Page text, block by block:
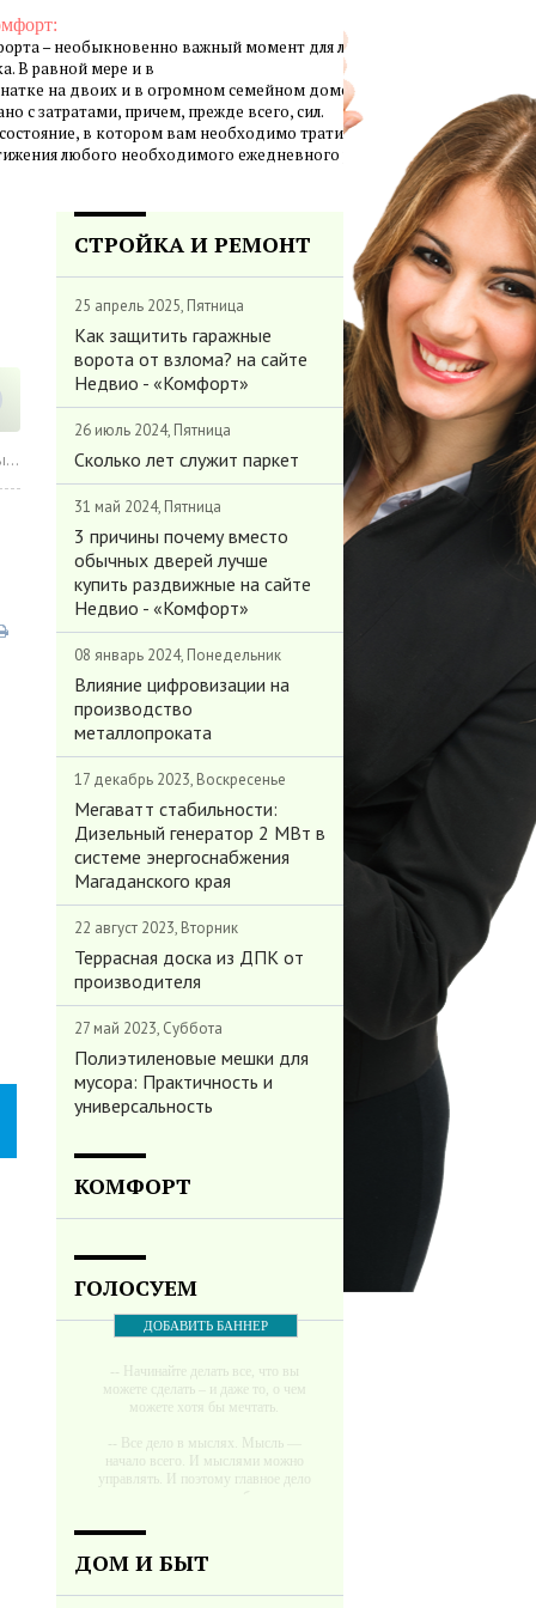
– необыкновенно важный момент для личной жизни
В равной мере и в
на двоих и в огромном семейном доме создание
с затратами, причем, прежде всего, сил.
в котором вам необходимо тратить минимум
любого необходимого ежедневного результата.
СТРОЙКА И РЕМОНТ
25 апрель 2025, Пятница
Как защитить гаражные
ворота от взлома? на сайте
Недвио - «Комфорт»
26 июль 2024, Пятница
Сколько лет служит паркет
31 май 2024, Пятница
3 причины почему вместо
обычных дверей лучше
купить раздвижные на сайте
Недвио - «Комфорт»
08 январь 2024, Понедельник
Влияние цифровизации на
производство
металлопроката
17 декабрь 2023, Воскресенье
Мегаватт стабильности:
Дизельный генератор 2 МВт в
системе энергоснабжения
Магаданского края
22 август 2023, Вторник
Террасная доска из ДПК от
производителя
27 май 2023, Суббота
Полиэтиленовые мешки для
мусора: Практичность и
универсальность
КОМФОРТ
ГОЛОСУЕМ
ДОБАВИТЬ БАННЕР
-- Начинайте делать все, что вы
можете сделать – и даже то, о чем
можете хотя бы мечтать.
-- Все дело в мыслях. Мысль —
начало всего. И мыслями можно
управлять. И поэтому главное дело
мечте. Живите той жизнью, которую
ДОМ И БЫТ